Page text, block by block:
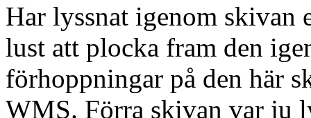
Har lyssnat igenom skivan
lust att plocka fram den
förhoppningar på den här
WMS. Förra skivan var ju